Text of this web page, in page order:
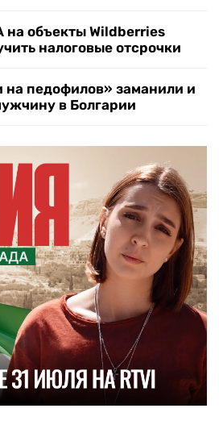
на объекты Wildberries
налоговые отсрочки
педофилов» заманили и
в Болгарии